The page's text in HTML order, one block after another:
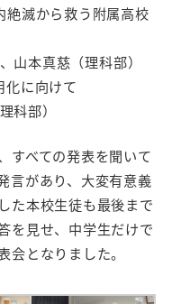
絶滅から救う附属高校
本真慈（理科部）
化に向けて
科部）
すべての発表を聞いて
言があり、大変有意義
た本校生徒も最後まで
を見せ、中学生だけで
となりました。